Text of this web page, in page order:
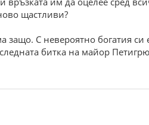
щастливи?
С невероятно богатия си
битка на майор